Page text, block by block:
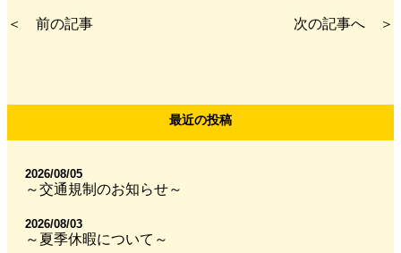
＜ 前の記事 次の記事へ ＞
最近の投稿
2026/08/05
～交通規制のお知らせ～
2026/08/03
～夏季休暇について～